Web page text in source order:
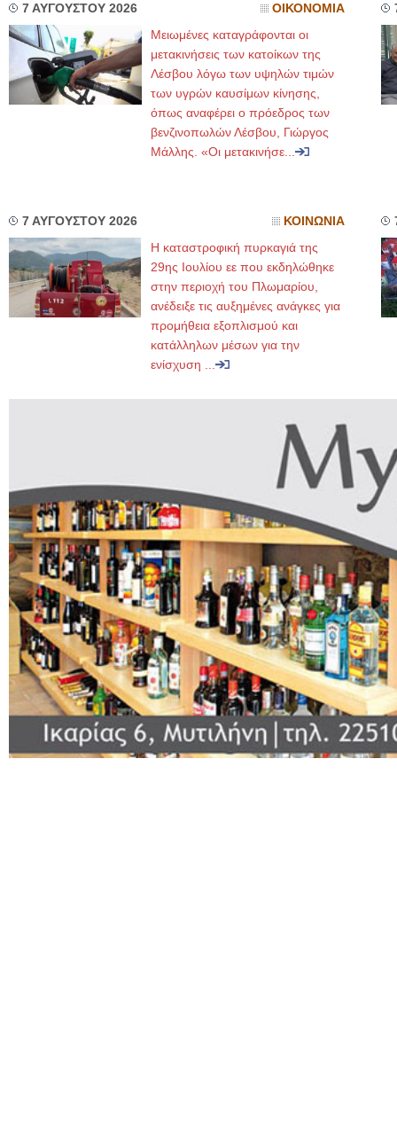
7 ΑΥΓΟΥΣΤΟΥ 2026 ΟΙΚΟΝΟΜΙΑ
Μειωμένες καταγράφονται οι
μετακινήσεις των κατοίκων της
Λέσβου λόγω των υψηλών τιμών
των υγρών καυσίμων κίνησης,
όπως αναφέρει ο πρόεδρος των
βενζινοπωλών Λέσβου, Γιώργος
Μάλλης. «Οι μετακινήσε...
7 ΑΥΓΟΥΣΤΟΥ 2026 ΚΟΙΝΩΝΙΑ
Η καταστροφική πυρκαγιά της
29ης Ιουλίου εε που εκδηλώθηκε
στην περιοχή του Πλωμαρίου,
ανέδειξε τις αυξημένες ανάγκες για
προμήθεια εξοπλισμού και
κατάλληλων μέσων για την
ενίσχυση ...